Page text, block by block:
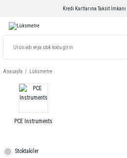
Kredi Kartlarına Taksit İmkanı
Anasayfa Lüksmetre
PCE Instruments
Stoktakiler